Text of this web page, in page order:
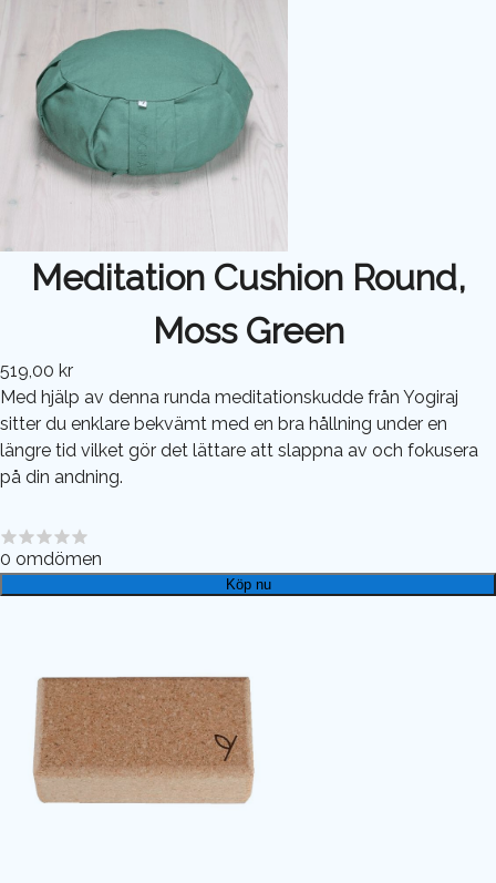
Meditation Cushion Round,
Moss Green
519,00 kr
Med hjälp av denna runda meditationskudde från Yogiraj
sitter du enklare bekvämt med en bra hållning under en
längre tid vilket gör det lättare att slappna av och fokusera
på din andning.
0 omdömen
Köp nu